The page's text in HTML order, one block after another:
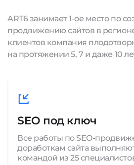
ART6 занимает 1-ое место по
продвижению сайтов в
клиентов компания
на протяжении 5, 7 и даже 10
SEO под ключ
Все работы по SEO-
доработкам сайта
командой из 25